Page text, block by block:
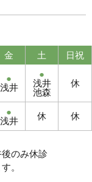
金 土 日祝
●
浅井
●
浅井
池森
休
●
浅井
休 休
のみ休診
。